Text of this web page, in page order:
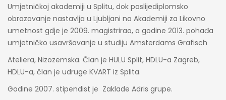
Umjetničkoj akademiji u Splitu, dok poslijediplomsko
obrazovanje nastavlja u Ljubljani na Akademiji za Likovno
umetnost gdje je 2009. magistrirao, a godine 2013. pohađa
umjetničko usavršavanje u studiju Amsterdams Grafisch
Ateliera, Nizozemska. Član je HULU Split, HDLU-a Zagreb,
HDLU-a, član je udruge KVART iz Splita.
Godine 2007. stipendist je Zaklade Adris grupe.